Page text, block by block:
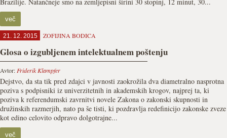
več
21. 12. 2015 ZOFIJINA BODICA
Glosa o izgubljenem intelektualnem poštenju
Avtor: Friderik Klampfer
Dejstvo, da sta tik pred zdajci v javnosti zaokrožila dva diametralno nasprotna
poziva s podpisniki iz univerzitetnih in akademskih krogov, najprej ta, ki
poziva k referendumski zavrnitvi novele Zakona o zakonski skupnosti in
družinskih razmerjih, nato pa še tisti, ki pozdravlja redefinicijo zakonske zveze
kot edino celovito odpravo dolgotrajne...
več